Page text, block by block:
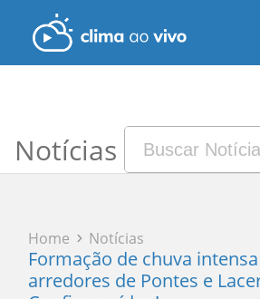
Notícias
Home Notícias
Formação de chuva
arredores de Pontes e